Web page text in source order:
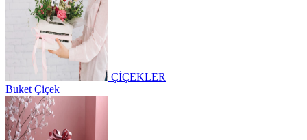
ÇİÇEKLER
Buket Çiçek